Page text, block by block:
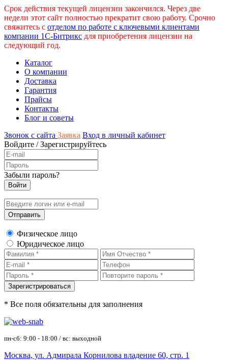
Срок действия текущей лицензии закончился. Через две
недели этот сайт полностью прекратит свою работу. Срочно
свяжитесь с отделом по работе с ключевыми клиентами
компании 1С-Битрикс для приобретения лицензии на
следующий год.
Каталог
О компании
Доставка
Гарантия
Прайсы
Контакты
Блог и советы
Звонок с сайта Заявка Вход в личный кабинет
Войдите /Зарегистрируйтесь
Забыли пароль?
Физическое лицо
Юридическое лицо
* Все поля обязательны для заполнения
пн-сб: 9:00 - 18:00 / вс: выходной
Москва, ул. Адмирала Корнилова владение 60, стр. 1